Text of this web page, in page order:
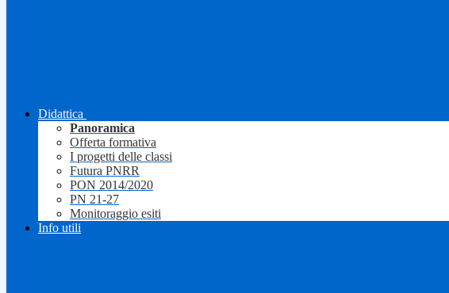
Didattica
Panoramica
Offerta formativa
I progetti delle classi
Futura PNRR
PON 2014/2020
PN 21-27
Monitoraggio esiti
Info utili